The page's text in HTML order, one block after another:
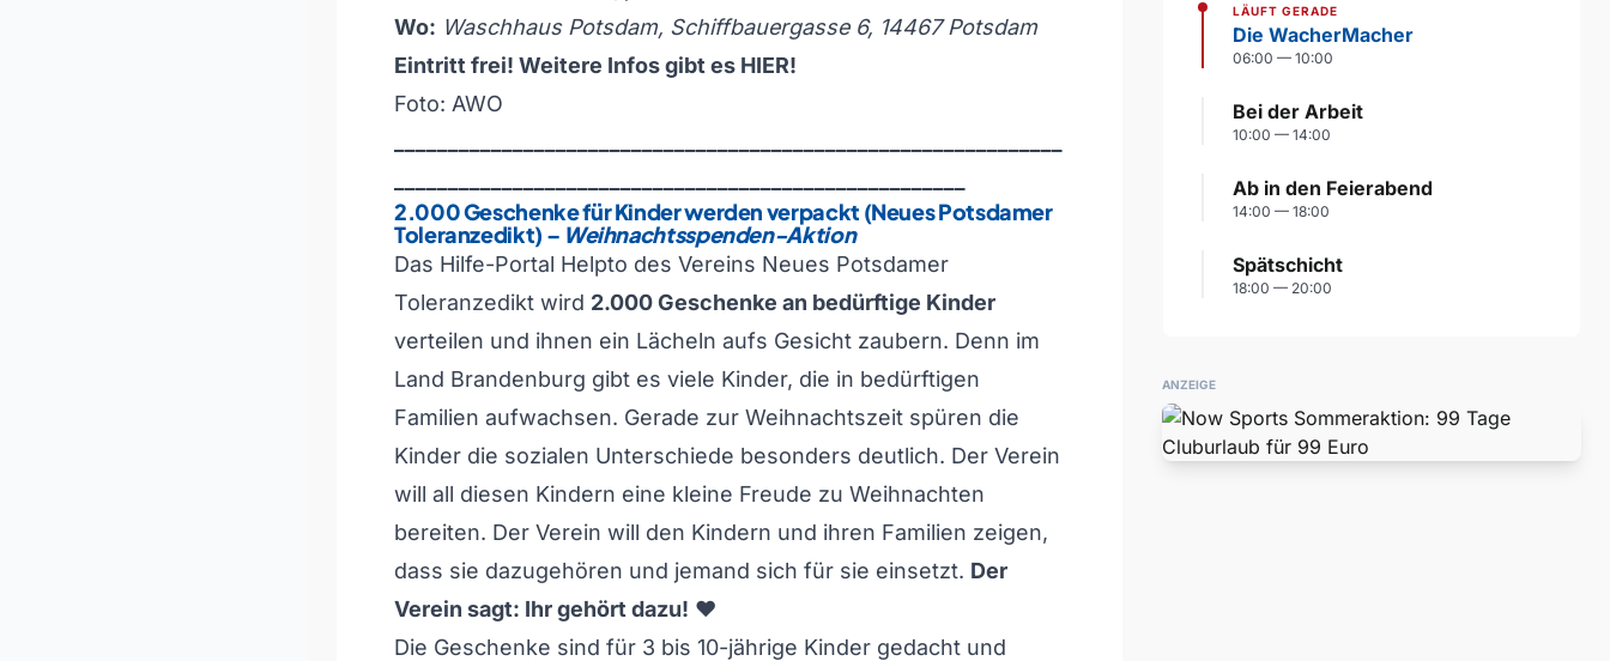
Wo: Waschhaus Potsdam, Schiffbauergasse 6, 14467 Potsdam
Eintritt frei! Weitere Infos gibt es HIER!
Foto: AWO
2.000 Geschenke für Kinder werden verpackt (Neues Potsdamer
Toleranzedikt) – Weihnachtsspenden-Aktion
Das Hilfe-Portal Helpto des Vereins Neues Potsdamer
Toleranzedikt wird 2.000 Geschenke an bedürftige Kinder
verteilen und ihnen ein Lächeln aufs Gesicht zaubern. Denn im
Land Brandenburg gibt es viele Kinder, die in bedürftigen
Familien aufwachsen. Gerade zur Weihnachtszeit spüren die
Kinder die sozialen Unterschiede besonders deutlich. Der Verein
will all diesen Kindern eine kleine Freude zu Weihnachten
bereiten. Der Verein will den Kindern und ihren Familien zeigen,
dass sie dazugehören und jemand sich für sie einsetzt. Der
Verein sagt: Ihr gehört dazu! ❤
Die Geschenke sind für 3 bis 10-jährige Kinder gedacht und
LÄUFT GERADE
Die WacherMacher
06:00 — 10:00
Bei der Arbeit
10:00 — 14:00
Ab in den Feierabend
14:00 — 18:00
Spätschicht
18:00 — 20:00
ANZEIGE